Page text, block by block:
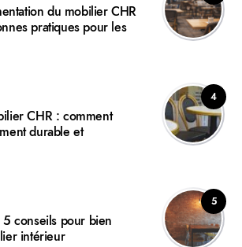
du mobilier CHR
pratiques pour les
4
CHR : comment
durable et
5
5 conseils pour bien
intérieur